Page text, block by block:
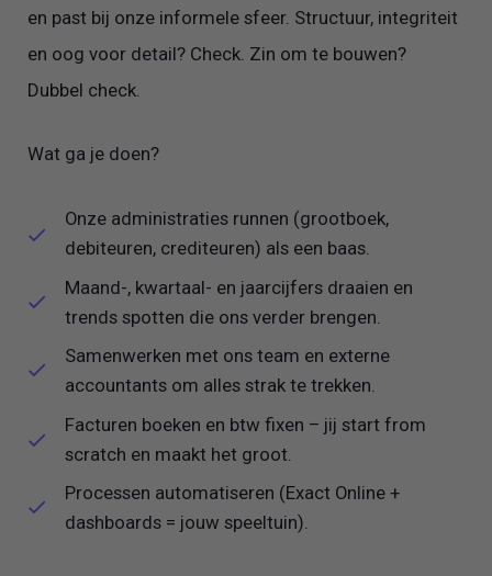
en past bij onze informele sfeer. Structuur, integriteit
en oog voor detail? Check. Zin om te bouwen?
Dubbel check.
Wat ga je doen?
Onze administraties runnen (grootboek,
debiteuren, crediteuren) als een baas.
Maand-, kwartaal- en jaarcijfers draaien en
trends spotten die ons verder brengen.
Samenwerken met ons team en externe
accountants om alles strak te trekken.
Facturen boeken en btw fixen – jij start from
scratch en maakt het groot.
Processen automatiseren (Exact Online +
dashboards = jouw speeltuin).